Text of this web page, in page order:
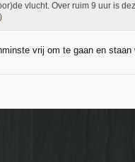
vlucht. Over ruim 9 uur is
vrij om te gaan en staan